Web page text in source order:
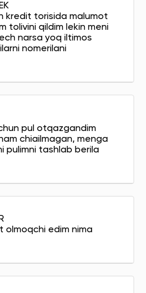
kredit torisida malumot
tolivini qildim lekin meni
narsa yoq iltimos
nomerilani
pul otqazgandim
chiailmagan, menga
pulimni tashlab berila
olmoqchi edim nima